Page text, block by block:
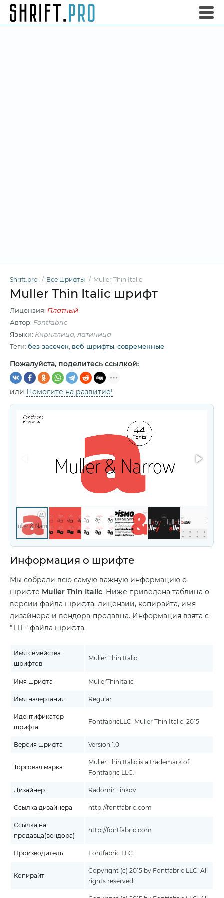
Shrift.pro Все шрифты Muller Thin Italic
Muller Thin Italic шрифт
Лицензия: Платный
Автор: Fontfabric
Языки: Кириллица, латиница
Теги: без засечек веб шрифты современные
Пожалуйста, поделитесь ссылкой:
или Помогите на развитие!
Информация о шрифте
Мы собрали всю самую важную информацию о
шрифте Muller Thin Italic. Ниже приведена таблица о
версии файла шрифта, лицензии, копирайта, имя
дизайнера и вендора-продавца. Информация взята с
"TTF" файла шрифта.
Имя семейства
шрифтов
Muller Thin Italic
Имя шрифта MullerThinItalic
Имя начертания Regular
Идентификатор
шрифта
FontfabricLLC: Muller Thin Italic: 2015
Версия шрифта Version 1.0
Торговая марка
Muller Thin Italic is a trademark of
Fontfabric LLC.
Дизайнер Radomir Tinkov
Ссылка дизайнера http://fontfabric.com
Ссылка на
продавца(вендора)
http://fontfabric.com
Производитель Fontfabric LLC
Копирайт
Copyright (c) 2015 by Fontfabric LLC. All
rights reserved.